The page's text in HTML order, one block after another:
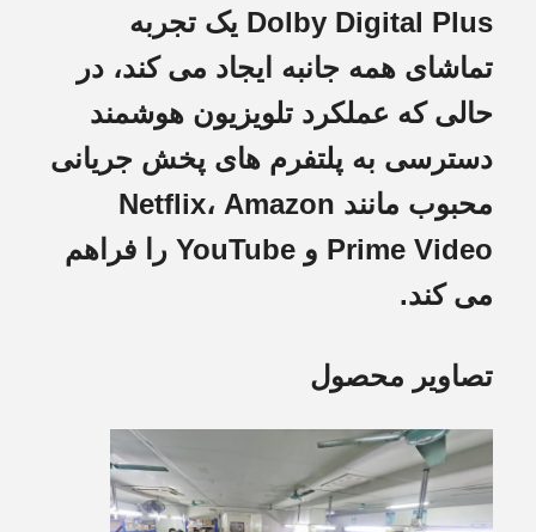
Dolby Digital Plus یک تجربه
تماشای همه جانبه ایجاد می کند، در
حالی که عملکرد تلویزیون هوشمند
دسترسی به پلتفرم های پخش جریانی
محبوب مانند Netflix، Amazon
Prime Video و YouTube را فراهم
می کند.
تصاویر محصول